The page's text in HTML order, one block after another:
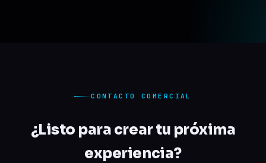
CONTACTO COMERCIAL
¿Listo para crear tu próxima
experiencia?